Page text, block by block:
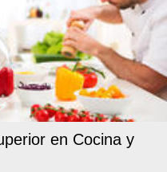
en Cocina y